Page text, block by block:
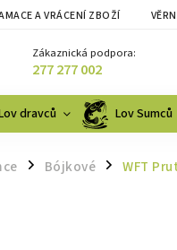
A VRÁCENÍ ZBOŽÍ
Zákaznická podpora:
277 277 002
dravců Lov Sumců
/ Bójkové / WFT